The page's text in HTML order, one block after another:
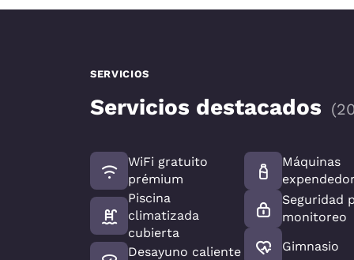
SERVICIOS
Servicios destacados (20
WiFi gratuito
prémium
Piscina
climatizada
cubierta
Desayuno caliente
Máquinas
Seguridad
monitoreo
Gimnasio